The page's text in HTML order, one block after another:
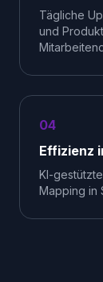
Tägliche
und
04
Effizienz
KI-
Mapping in